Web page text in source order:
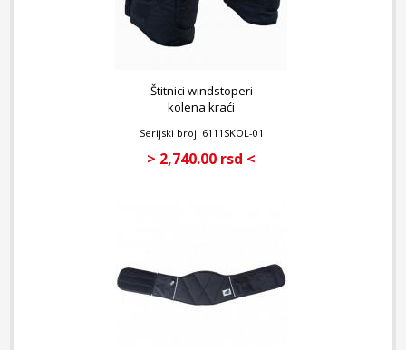
Štitnici windstoperi
kolena kraći
Serijski broj: 6111SKOL-01
> 2,740.00 rsd <